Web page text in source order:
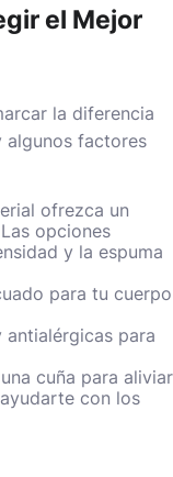
el Mejor
la diferencia
algunos factores
ofrezca un
opciones
y la espuma
para tu cuerpo
para
cuña para aliviar
con los